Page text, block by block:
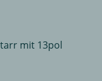
mit 13pol